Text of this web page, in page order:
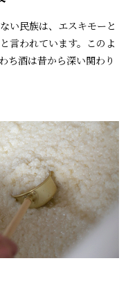
い民族は、エスキモーと
言われています。このよ
ち酒は昔から深い関わり